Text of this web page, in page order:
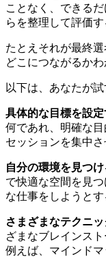
ことなく、できる
らを整理して評価す
たとえそれが最終
どこにつながるかわ
以下は、あなたが
具体的な目標を設定
何であれ、明確な
セッションを集中さ
自分の環境を見つけ
で快適な空間を見
な仕事をしようとす
さまざまなテクニッ
ざまなブレインス
例えば、マインド